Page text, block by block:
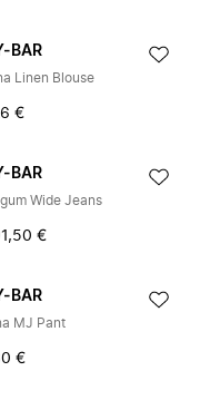
BAR
Linen Blouse
€
BAR
Wide Jeans
€
BAR
MJ Pant
€